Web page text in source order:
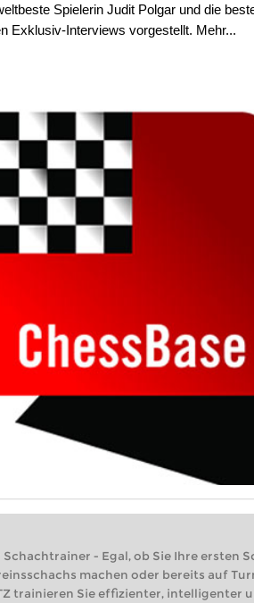
Spielerin Judit Polgar und die
Exklusiv-Interviews vorgestellt. Mehr...
- Egal, ob Sie Ihre ersten
machen oder bereits auf
trainieren Sie effizienter, intelligenter